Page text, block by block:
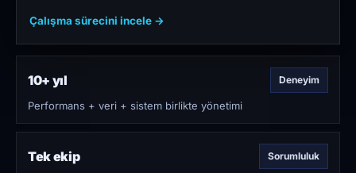
Çalışma sürecini incele →
10+ yıl Deneyim
Performans + veri + sistem birlikte yönetimi
Tek ekip Sorumluluk